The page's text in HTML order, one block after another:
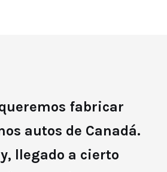
fabricar
autos de Canadá.
llegado a cierto